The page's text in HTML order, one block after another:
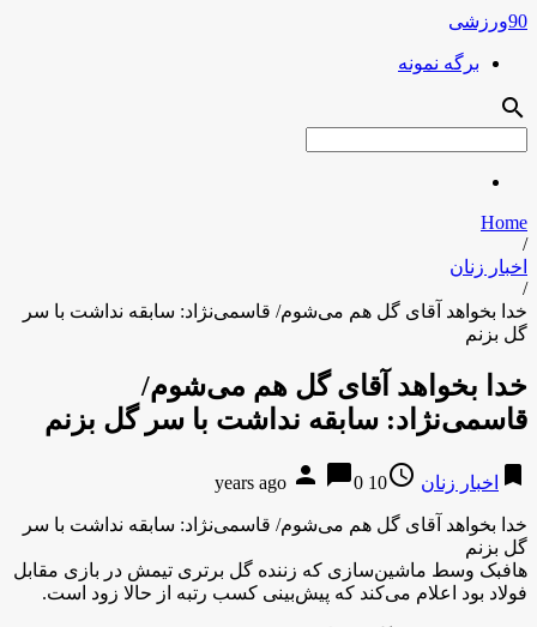
90ورزشی
برگه نمونه
search
Home
/
اخبار زنان
/
خدا بخواهد آقای گل هم می‌شوم/ قاسمی‌نژاد: سابقه نداشت با سر
گل بزنم
خدا بخواهد آقای گل هم می‌شوم/
قاسمی‌نژاد: سابقه نداشت با سر گل بزنم
bookmark اخبار زنان access_time
10 years ago
person chat_bubble0
خدا بخواهد آقای گل هم می‌شوم/ قاسمی‌نژاد: سابقه نداشت با سر
گل بزنم
هافبک وسط ماشین‌سازی که زننده گل برتری تیمش در بازی مقابل
فولاد بود اعلام می‌کند که پیش‌بینی کسب رتبه از حالا زود است.